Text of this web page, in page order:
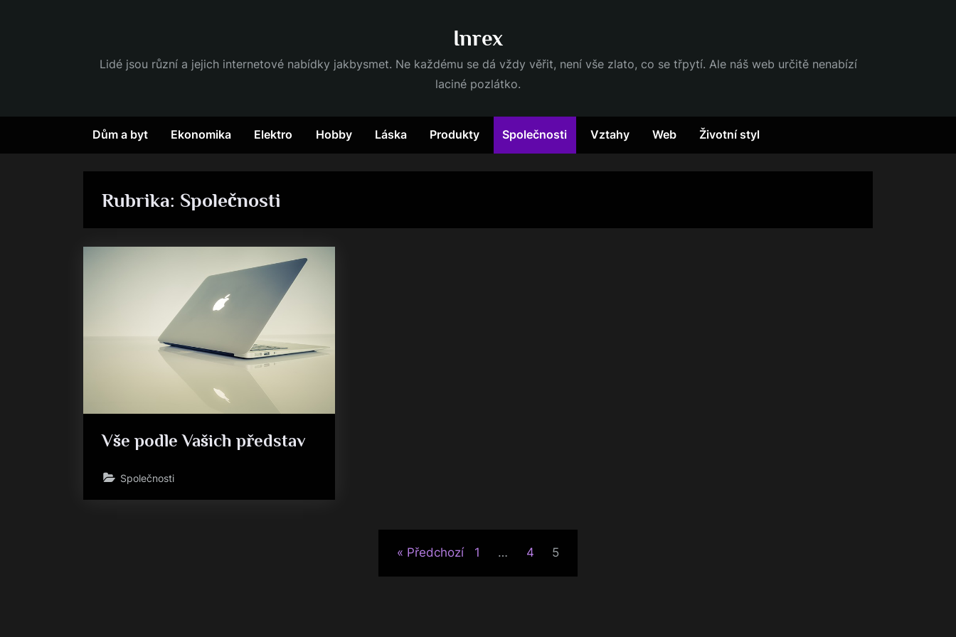
Inrex
Lidé jsou různí a jejich internetové nabídky jakbysmet. Ne každému se dá vždy věřit, není vše zlato, co se třpytí. Ale náš web určitě nenabízí
laciné pozlátko.
Dům a byt Ekonomika Elektro Hobby Láska Produkty Společnosti Vztahy Web Životní styl
Rubrika: Společnosti
Vše podle Vašich představ
Společnosti
Předchozí 1 … 4 5